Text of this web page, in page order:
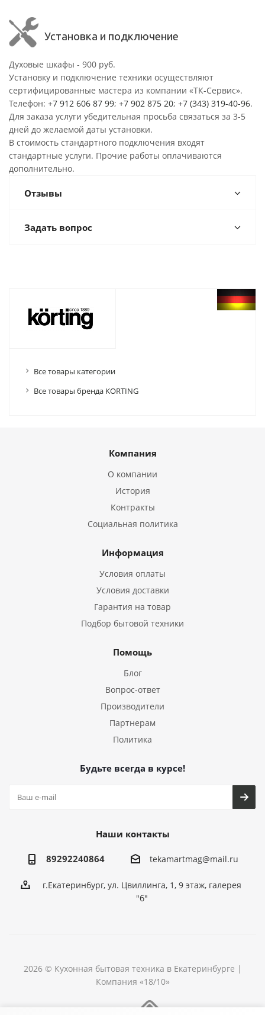
Установка и подключение
Духовые шкафы - 900 руб.
Установку и подключение техники осуществляют
сертифицированные мастера из компании «ТК-Сервис».
Телефон: +7 912 606 87 99; +7 902 875 20; +7 (343) 319-40-96.
Для заказа услуги убедительная просьба связаться за 3-5
дней до желаемой даты установки.
В стоимость стандартного подключения входят
стандартные услуги. Прочие работы оплачиваются
дополнительно.
Отзывы
Задать вопрос
Все товары категории
Все товары бренда KORTING
Компания
О компании
История
Контракты
Социальная политика
Информация
Условия оплаты
Условия доставки
Гарантия на товар
Подбор бытовой техники
Помощь
Блог
Вопрос-ответ
Производители
Партнерам
Политика
Будьте всегда в курсе!
Наши контакты
89292240864 tekamartmag@mail.ru
г.Екатеринбург, ул. Цвиллинга, 1, 9 этаж, галерея
"б"
2026 © Кухонная бытовая техника в Екатеринбурге |
Компания «18/10»